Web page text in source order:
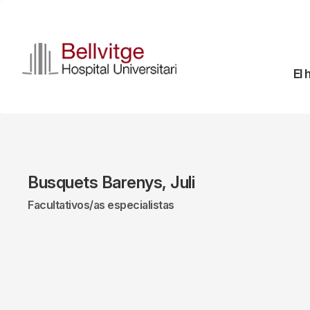
contenido
principal
El
Busquets Barenys, Juli
Facultativos/as especialistas